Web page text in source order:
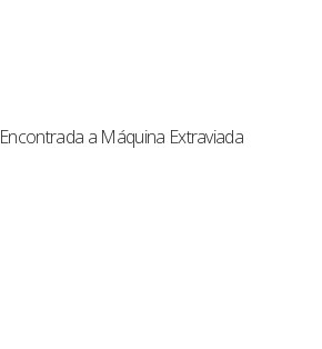
Encontrada a Máquina Extraviada